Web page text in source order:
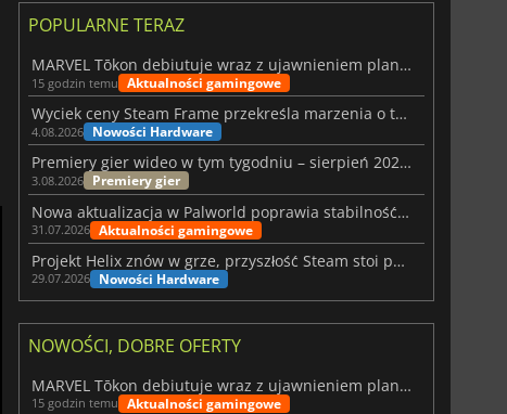
POPULARNE TERAZ
MARVEL Tōkon debiutuje wraz z ujawnieniem planu rozwoju na pierwszy rok
15 godzin temu Aktualności gamingowe
Wyciek ceny Steam Frame przekreśla marzenia o tanim zestawie VR
4.08.2026 Nowości Hardware
Premiery gier wideo w tym tygodniu – sierpień 2026 r. (32. tydzień)
3.08.2026 Premiery gier
Nowa aktualizacja w Palworld poprawia stabilność Sunreach i walk z bossami
31.07.2026 Aktualności gamingowe
Projekt Helix znów w grze, przyszłość Steam stoi pod znakiem zapytania
29.07.2026 Nowości Hardware
NOWOŚCI, DOBRE OFERTY
MARVEL Tōkon debiutuje wraz z ujawnieniem planu rozwoju na pierwszy rok
15 godzin temu Aktualności gamingowe